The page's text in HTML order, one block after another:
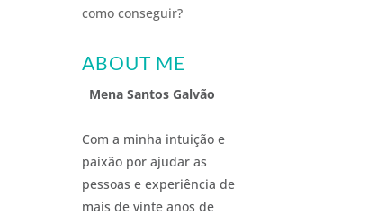
como conseguir?
ABOUT ME
Mena Santos Galvão
Com a minha intuição e
paixão por ajudar as
pessoas e experiência de
mais de vinte anos de